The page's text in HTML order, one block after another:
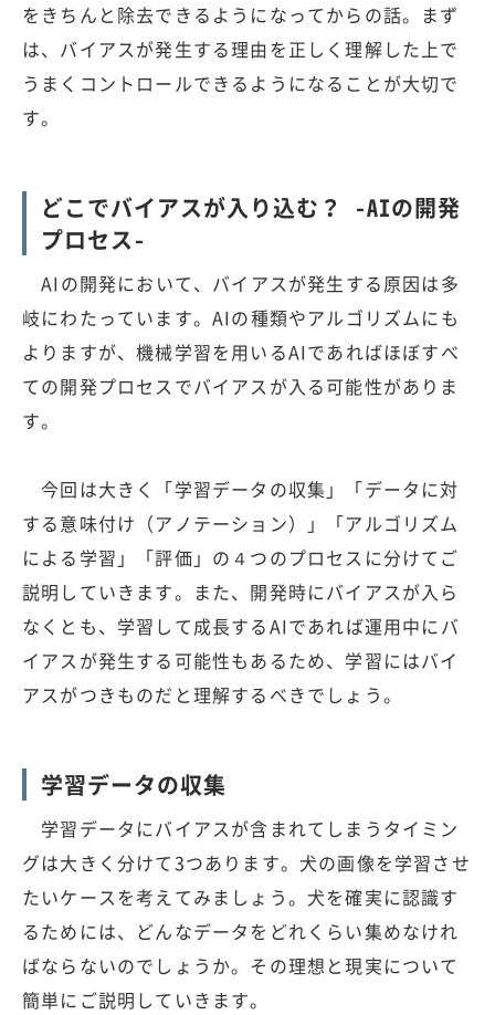
をきちんと除去できるようになってからの話。まず
は、バイアスが発生する理由を正しく理解した上で
うまくコントロールできるようになることが大切で
す。
どこでバイアスが入り込む？ -AIの開発
プロセス-
AIの開発において、バイアスが発生する原因は多
岐にわたっています。AIの種類やアルゴリズムにも
よりますが、機械学習を用いるAIであればほぼすべ
ての開発プロセスでバイアスが入る可能性がありま
す。
今回は大きく「学習データの収集」「データに対
する意味付け（アノテーション）」「アルゴリズム
による学習」「評価」の４つのプロセスに分けてご
説明していきます。また、開発時にバイアスが入ら
なくとも、学習して成長するAIであれば運用中にバ
イアスが発生する可能性もあるため、学習にはバイ
アスがつきものだと理解するべきでしょう。
学習データの収集
学習データにバイアスが含まれてしまうタイミン
グは大きく分けて3つあります。犬の画像を学習させ
たいケースを考えてみましょう。犬を確実に認識す
るためには、どんなデータをどれくらい集めなけれ
ばならないのでしょうか。その理想と現実について
簡単にご説明していきます。